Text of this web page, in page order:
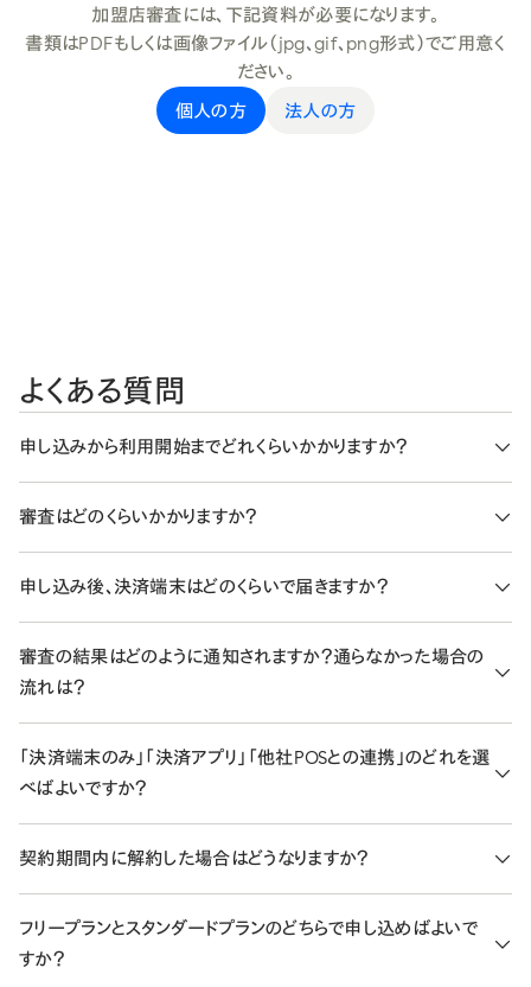
加盟店審査には、下記資料が必要になります。
書類はPDFもしくは画像ファイル（jpg、gif、png形式）でご用意く
ださい。
個人の方
法人の方
よくある質問
申し込みから利用開始までどれくらいかかりますか？
決済をご利用開始いただけます。クレジットカードは1次審査・2次
審査、電子マネー・QRコードはそれぞれの審査を通過した順にご
利用可能になります。
各審査の段階や所要日数の目安は、加盟店審査の流れでご確認
いただけます。
審査はどのくらいかかりますか？
各決済ブランドの審査日程の目安はヘルプページ
い。
申し込み後、決済端末はどのくらいで届きますか？
過後に自動的に発送されます。そのため、審査通過の翌日から3
日程度以内にお手元に届くことになります。ただし、発送は土日祝
日を除く平日が営業日となるため、審査通過のタイミング次第では
若干前後する可能性があります。
詳しくはこちらをご覧ください。
審査の結果はどのように通知されますか？通らなかった場合の
流れは？
ドレスにご連絡します。審査は事業内容や取扱商材などをもとに
個別に確認するため、判断は事業者さまによって異なります。
結果に関するご不明点や、追加でご相談いただきたい事業内容が
ある場合は、 お問い合わせフォームからご連絡ください。担当より
ご案内します。
「決済端末のみ」「決済アプリ」「他社POSとの連携」のどれを選
べばよいですか？
決済端末のみ：キャッシュレス決済のみを導入したい場合に向
いています。決済端末1台で、クレジットカード・電子マネー・QR
コード決済が完結します。
STORES 決済アプリ＋決済端末
契約期間内に解約した場合はどうなりますか？
お手続きが可能です。スタンダードプランの年間契約・月額契約
は、解約のお申し出をいただいたあとも契約期間中は引き続きご
フリープランとスタンダードプランのどちらで申し込めばよいで
すか？